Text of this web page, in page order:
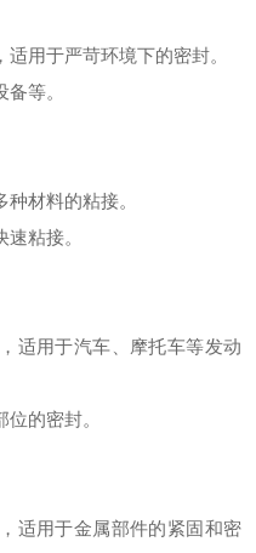
用于严苛环境下的密封。
等。
材料的粘接。
粘接。
适用于汽车、摩托车等发动
的密封。
适用于金属部件的紧固和密